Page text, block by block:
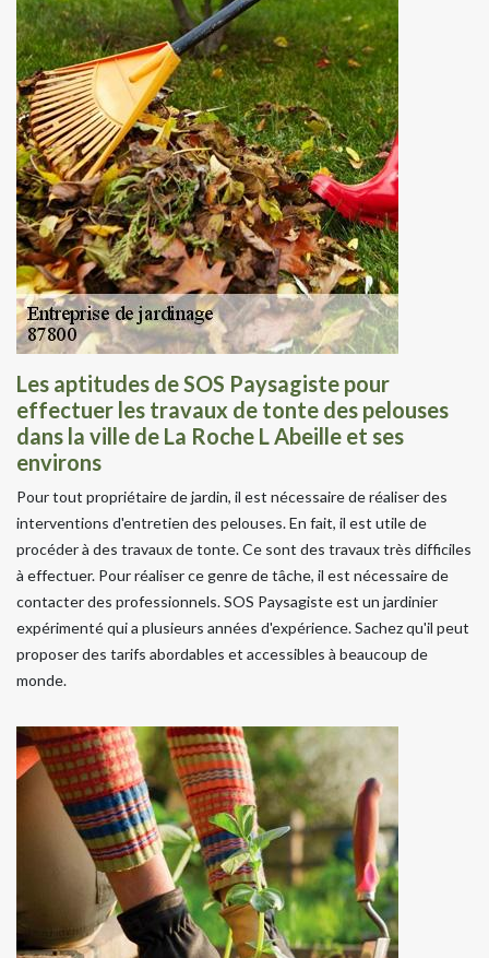
Les aptitudes de SOS Paysagiste pour
effectuer les travaux de tonte des pelouses
dans la ville de La Roche L Abeille et ses
environs
Pour tout propriétaire de jardin, il est nécessaire de réaliser des
interventions d'entretien des pelouses. En fait, il est utile de
procéder à des travaux de tonte. Ce sont des travaux très difficiles
à effectuer. Pour réaliser ce genre de tâche, il est nécessaire de
contacter des professionnels. SOS Paysagiste est un jardinier
expérimenté qui a plusieurs années d'expérience. Sachez qu'il peut
proposer des tarifs abordables et accessibles à beaucoup de
monde.